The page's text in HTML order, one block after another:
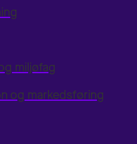
miljøfag
og markedsføring